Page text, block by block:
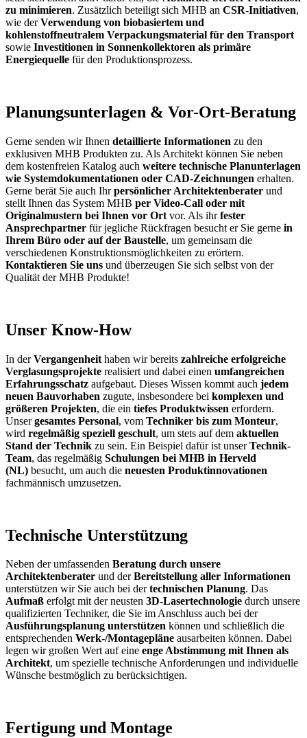
zu minimieren. Zusätzlich beteiligt sich MHB an CSR-Initiativen,
wie derVerwendung von biobasiertem und
kohlenstoffneutralem Verpackungsmaterial für den Transport
sowie Investitionen in Sonnenkollektoren als primäre
Energiequelle für den Produktionsprozess.
Planungsunterlagen & Vor-Ort-Beratung
Gerne senden wir Ihnen detaillierte Informationen zu den
exklusiven MHB Produkten zu. Als Architekt können Sie neben
dem kostenfreien Katalog auch weitere technische Planunterlagen
wie Systemdokumentationen oder CAD-Zeichnungen erhalten.
Gerne berät Sie auch Ihrpersönlicher Architektenberater und
stellt Ihnen das System MHB per Video-Call oder mit
Originalmustern bei Ihnen vor Ort vor. Als ihrfester
Ansprechpartner für jegliche Rückfragen besucht er Sie gerne in
Ihrem Büro oder auf der Baustelle, um gemeinsam die
verschiedenen Konstruktionsmöglichkeiten zu erörtern.
Kontaktieren Sie uns und überzeugen Sie sich selbst von der
Qualität der MHB Produkte!
Unser Know-How
In derVergangenheit haben wir bereits zahlreiche erfolgreiche
Verglasungsprojekte realisiert und dabei einen umfangreichen
Erfahrungsschatz aufgebaut. Dieses Wissen kommt auch jedem
neuen Bauvorhaben zugute, insbesondere bei komplexen und
größeren Projekten, die ein tiefes Produktwissen erfordern.
Unsergesamtes Personal, vom Techniker bis zum Monteur,
wird regelmäßig speziell geschult, um stets auf dem aktuellen
Stand der Technik zu sein. Ein Beispiel dafür ist unserTechnik-
Team, das regelmäßig Schulungen bei MHB in Herveld
(NL) besucht, um auch die neuesten Produktinnovationen
fachmännisch umzusetzen.
Technische Unterstützung
Neben der umfassenden Beratung durch unsere
Architektenberater und derBereitstellung aller Informationen
unterstützen wir Sie auch bei dertechnischen Planung. Das
Aufmaß erfolgt mit der neusten 3D-Lasertechnologie durch unsere
qualifizierten Techniker, die Sie im Anschluss auch bei der
Ausführungsplanung unterstützen können und schließlich die
entsprechenden Werk-/Montagepläne ausarbeiten können. Dabei
legen wir großen Wert auf eine enge Abstimmung mit Ihnen als
Architekt, um spezielle technische Anforderungen und individuelle
Wünsche bestmöglich zu berücksichtigen.
Fertigung und Montage